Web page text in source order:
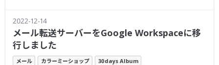
2022-12-14
メール転送サーバーをGoogle Workspaceに移
行しました
メール カラーミーショップ 30days Album